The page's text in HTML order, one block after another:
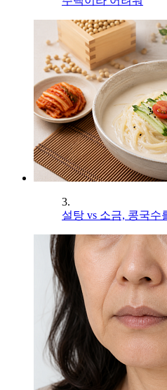
3.
설탕 vs 소금, 콩국수